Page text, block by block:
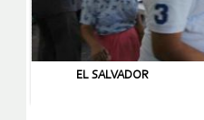
EL SALVADOR